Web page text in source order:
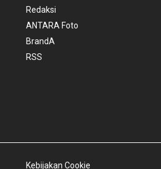
Redaksi
ANTARA Foto
BrandA
RSS
Kebijakan Cookie